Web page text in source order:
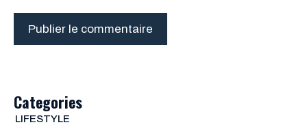
Categories
LIFESTYLE